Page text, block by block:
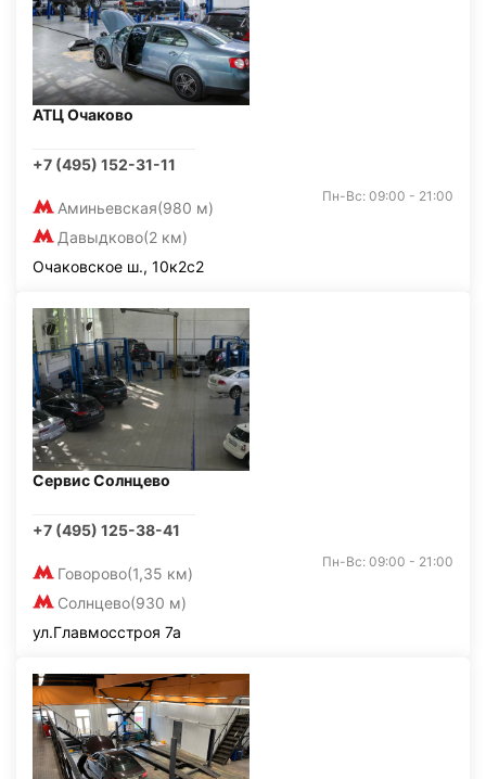
АТЦ Очаково
+7 (495) 152-31-11
Аминьевская(980 м)
Давыдково(2 км)
Пн-Вс: 09:00 - 21:00
Очаковское ш., 10к2с2
Сервис Солнцево
+7 (495) 125-38-41
Говорово(1,35 км)
Солнцево(930 м)
Пн-Вс: 09:00 - 21:00
ул.Главмосстроя 7а